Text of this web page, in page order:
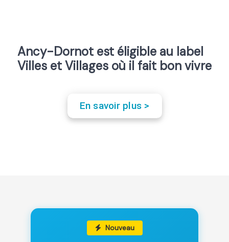
Ancy-Dornot est éligible au label
Villes et Villages où il fait bon vivre
En savoir plus >
Nouveau